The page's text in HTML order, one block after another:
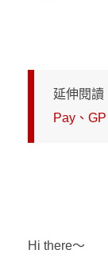
延伸閱讀
Pay、
Hi there～